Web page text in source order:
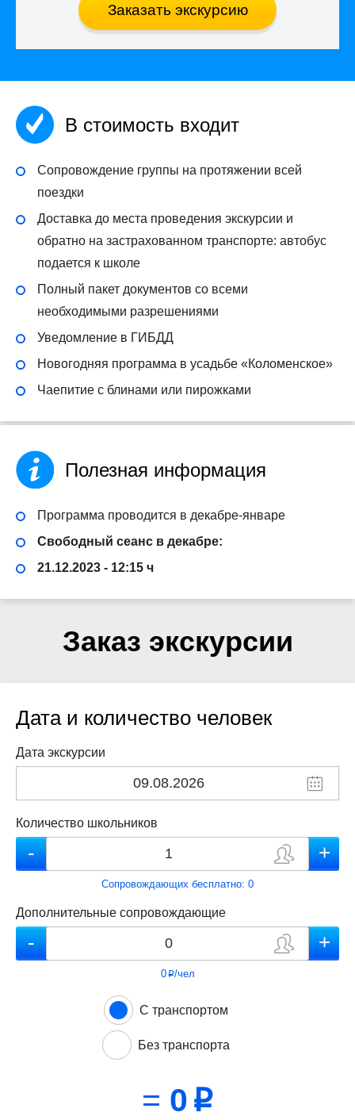
Заказать экскурсию
В стоимость входит
Сопровождение группы на протяжении всей
поездки
Доставка до места проведения экскурсии и
обратно на застрахованном транспорте: автобус
подается к школе
Полный пакет документов со всеми
необходимыми разрешениями
Уведомление в ГИБДД
Новогодняя программа в усадьбе «Коломенское»
Чаепитие с блинами или пирожками
Полезная информация
Программа проводится в декабре-январе
Свободный сеанс в декабре:
21.12.2023 - 12:15 ч
Заказ экскурсии
Дата и количество человек
Дата экскурсии
Количество школьников
Сопровождающих бесплатно: 0
Дополнительные сопровождающие
0p/чел
С транспортом
Без транспорта
= 0 p